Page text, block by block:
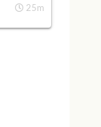
25m